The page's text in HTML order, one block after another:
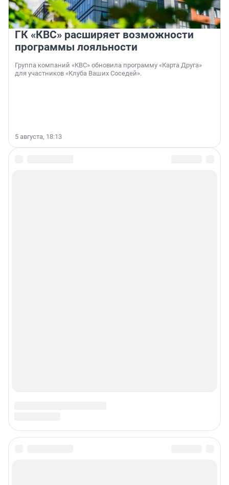
ГК «КВС» расширяет возможности
программы лояльности
Группа компаний «КВС» обновила программу «Карта Друга»
для участников «Клуба Ваших Соседей».
5 августа, 18:13